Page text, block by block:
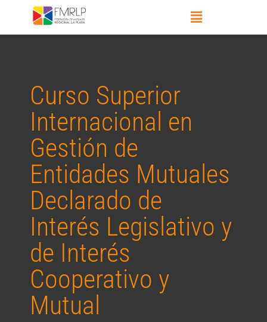
Curso Superior
Internacional en
Gestión de
Entidades Mutuales
Declarado de
Interés Legislativo y
de Interés
Cooperativo y
Mutual